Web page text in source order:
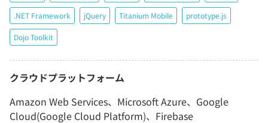
.NET Framework jQuery Titanium Mobile prototype.js
Dojo Toolkit
クラウドプラットフォーム
Amazon Web Services、Microsoft Azure、Google
Cloud(Google Cloud Platform)、Firebase